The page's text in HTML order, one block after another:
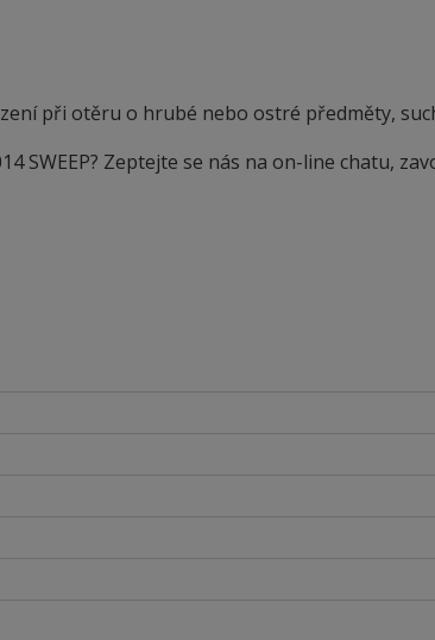
při otěru o hrubé nebo ostré předměty,
SWEEP? Zeptejte se nás na on-line chatu,